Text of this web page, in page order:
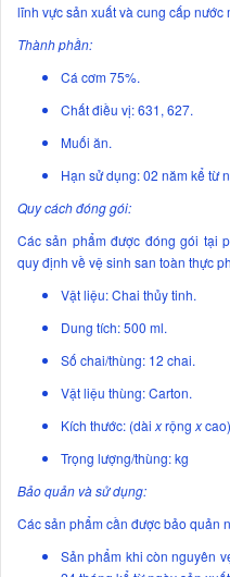
lĩnh vực sản xuất và cung cấp nước
Thành phần:
Cá cơm 75%.
Chất điều vị: 631, 627.
Muối ăn.
Hạn sử dụng: 02 năm kể từ
Quy cách đóng gói:
Các sản phẩm được đóng gói tại
quy định về vệ sinh san toàn thực
Vật liệu: Chai thủy tinh.
Dung tích: 500 ml.
Số chai/thùng: 12 chai.
Vật liệu thùng: Carton.
Kích thước: (dài xrộng x
Trọng lượng/thùng: kg
Bảo quản và sử dụng:
Các sản phẩm cần được bảo quản
Sản phẩm khi còn nguyên